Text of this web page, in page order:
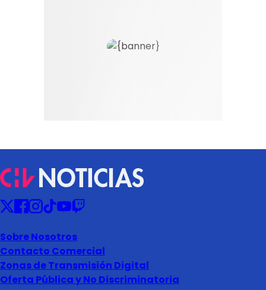
Sobre Nosotros
Contacto Comercial
Zonas de Transmisión Digital
Oferta Pública y No Discriminatoria